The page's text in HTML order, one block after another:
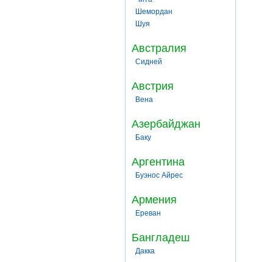
Шемордан
Шуя
Австралия
Сидней
Австрия
Вена
Азербайджан
Баку
Аргентина
Буэнос Айрес
Армения
Ереван
Бангладеш
Дакка